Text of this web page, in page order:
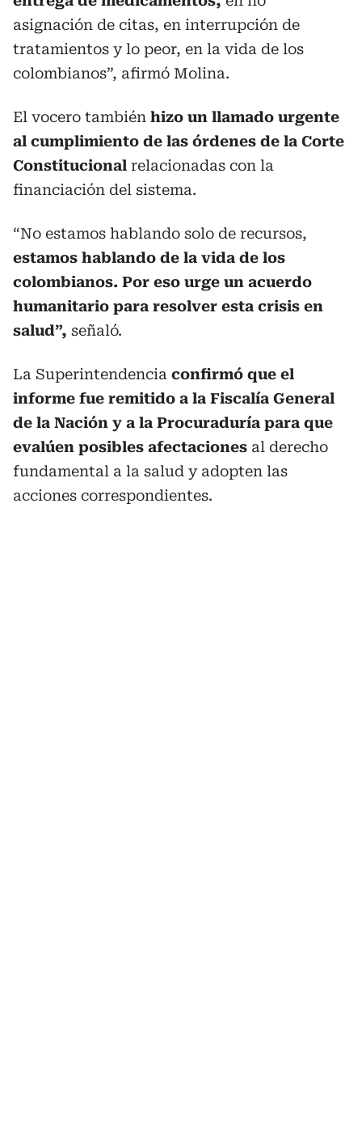
asignación de citas, en interrupción de
tratamientos y lo peor, en la vida de los
colombianos”, afirmó Molina.
El vocero también hizo un llamado urgente
al cumplimiento de las órdenes de la Corte
Constitucional relacionadas con la
financiación del sistema.
“No estamos hablando solo de recursos,
estamos hablando de la vida de los
colombianos. Por eso urge un acuerdo
humanitario para resolver esta crisis en
salud”, señaló.
La Superintendencia confirmó que el
informe fue remitido a la Fiscalía General
de la Nación y a la Procuraduría para que
evalúen posibles afectaciones al derecho
fundamental a la salud y adopten las
acciones correspondientes.